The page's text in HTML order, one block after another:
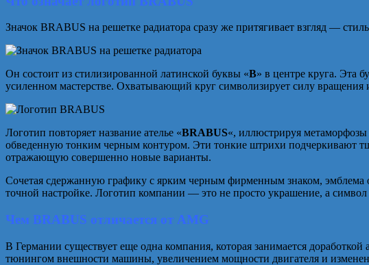
Значок BRABUS на решетке радиатора сразу же притягивает взгляд —
Он состоит из стилизированной латинской буквы «В» в центре круга. Эта
усиленном мастерстве. Охватывающий круг символизирует силу
Логотип повторяет название ателье «BRABUS«, иллюстрируя
обведенную тонким черным контуром. Эти тонкие штрихи подчеркивают
отражающую совершенно новые варианты.
Сочетая сдержанную графику с ярким черным фирменным знаком, эмблема
точной настройке. Логотип компании — это не просто украшение, а символ
Чем BRABUS отличается от AMG
В Германии существует еще одна компания, которая занимается
тюнингом внешности машины, увеличением мощности двигателя и